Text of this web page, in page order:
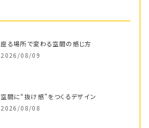
座る場所で変わる空間の感じ方
2026/08/09
空間に“抜け感”をつくるデザイン
2026/08/08